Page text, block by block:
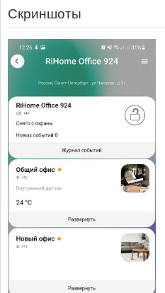
Скриншоты